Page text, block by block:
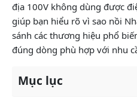
địa 100V không dùng được
giúp bạn hiểu rõ vì sao nồi
sánh các thương hiệu phổ
đúng dòng phù hợp với nhu
Mục lục